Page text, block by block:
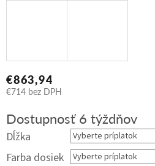
€863,94
€714 bez DPH
cena:
Dostupnosť 6 týždňov
Dĺžka
Farba dosiek